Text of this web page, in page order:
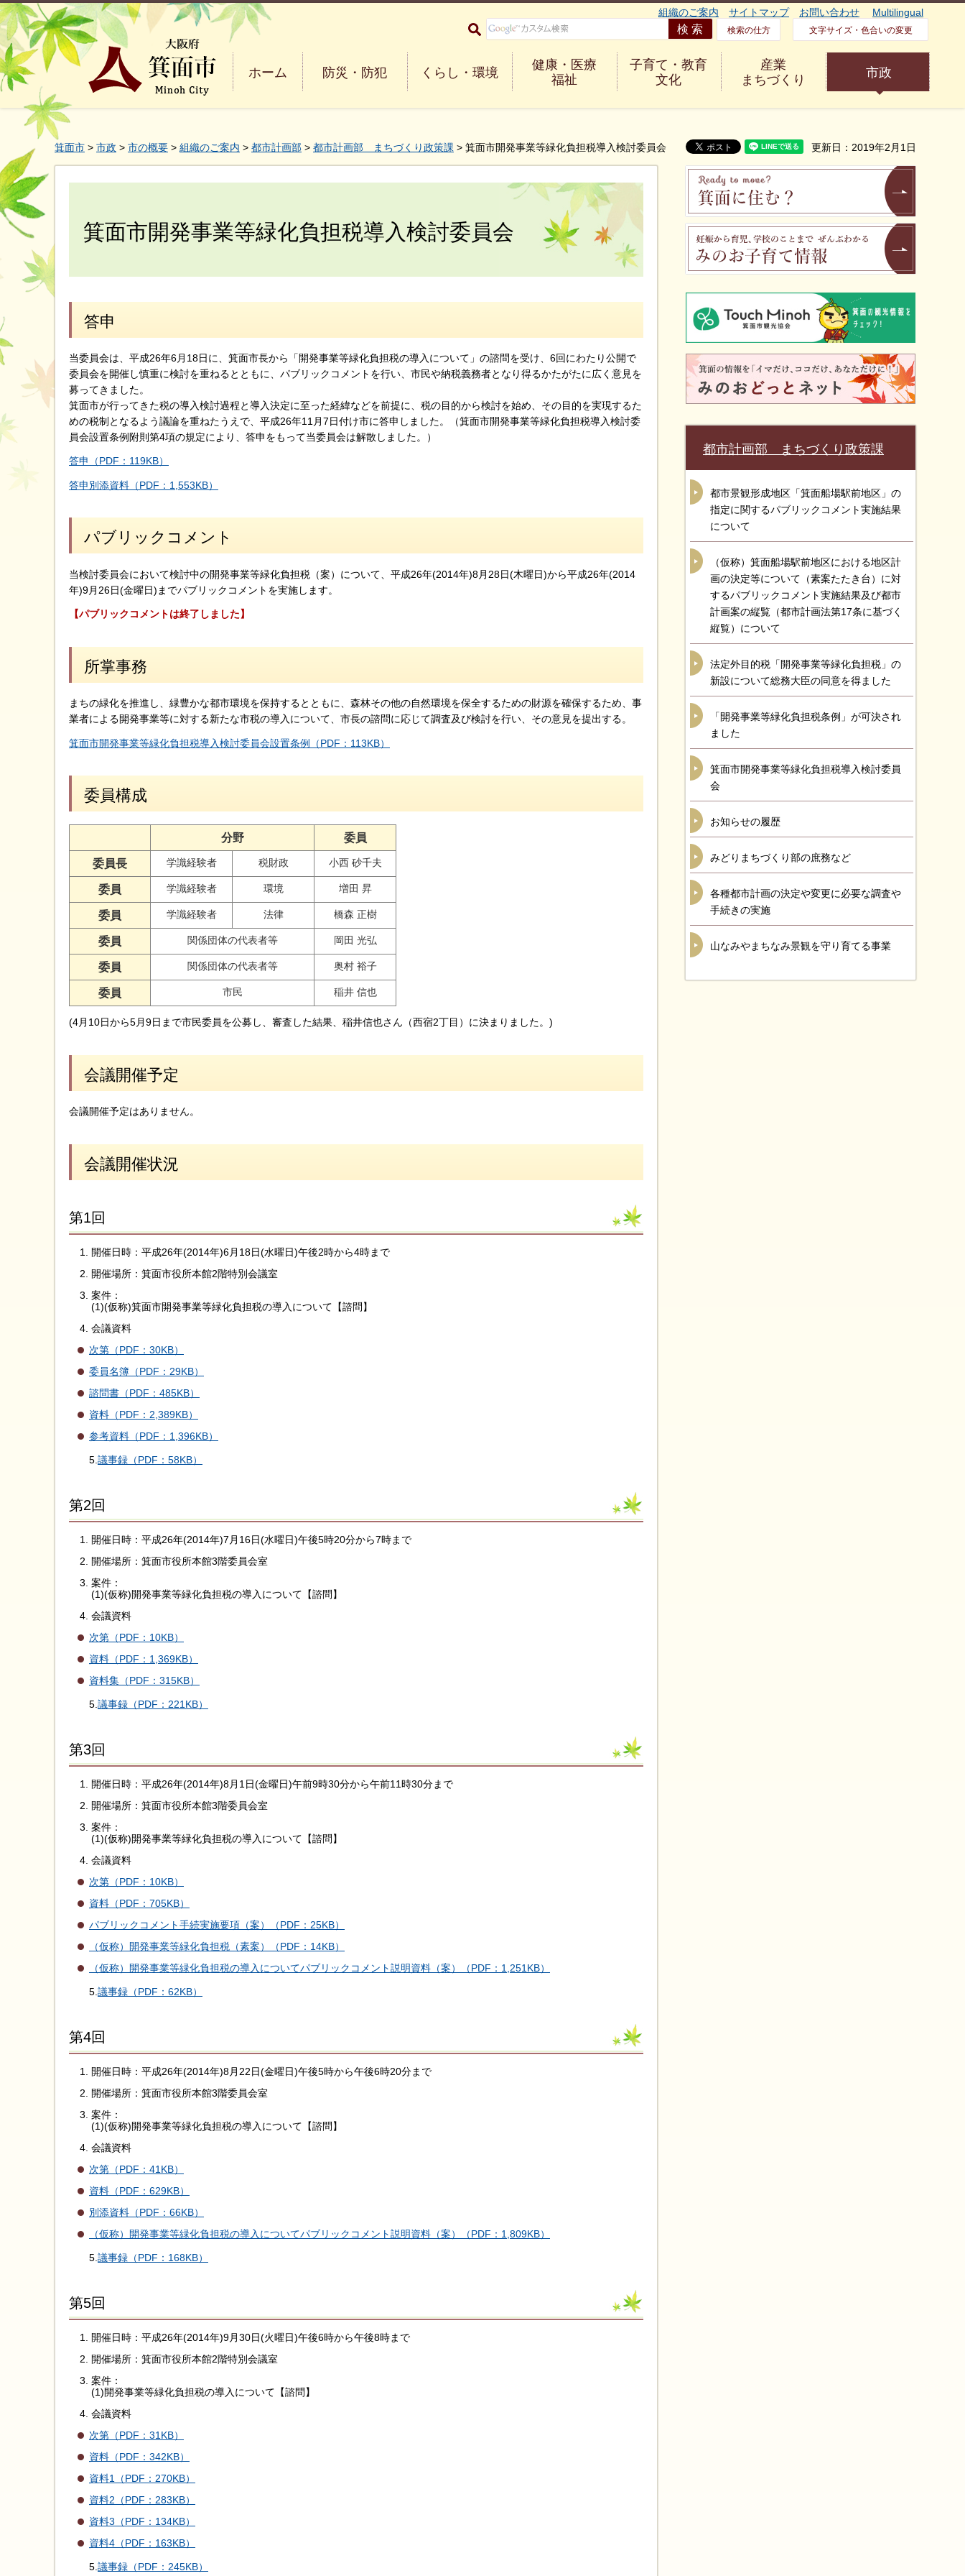
大阪府箕面市 Minoh City
組織のご案内 サイトマップ お問い合わせ Multilingual
検索の仕方 文字サイズ・色合いの変更
ホーム 防災・防犯 くらし・環境
健康・医療
福祉
子育て・教育
文化
産業
まちづくり
市政
箕面市 > 市政 > 市の概要 > 組織のご案内 > 都市計画部 > 都市計画部 まちづくり政策課 > 箕面市開発事業等緑化負担税導入検討委員会 更新日：2019年2月1日
箕面市開発事業等緑化負担税導入検討委員会
答申
当委員会は、平成26年6月18日に、箕面市長から「開発事業等緑化負担税の導入について」の諮問を受け、6回にわたり公開で
委員会を開催し慎重に検討を重ねるとともに、パブリックコメントを行い、市民や納税義務者となり得るかたがたに広く意見を
募ってきました。
箕面市が行ってきた税の導入検討過程と導入決定に至った経緯などを前提に、税の目的から検討を始め、その目的を実現するた
めの税制となるよう議論を重ねたうえで、平成26年11月7日付け市に答申しました。（箕面市開発事業等緑化負担税導入検討委
員会設置条例附則第4項の規定により、答申をもって当委員会は解散しました。）
答申（PDF：119KB）
答申別添資料（PDF：1,553KB）
パブリックコメント
当検討委員会において検討中の開発事業等緑化負担税（案）について、平成26年(2014年)8月28日(木曜日)から平成26年(2014
年)9月26日(金曜日)までパブリックコメントを実施します。
【パブリックコメントは終了しました】
所掌事務
まちの緑化を推進し、緑豊かな都市環境を保持するとともに、森林その他の自然環境を保全するための財源を確保するため、事
業者による開発事業等に対する新たな市税の導入について、市長の諮問に応じて調査及び検討を行い、その意見を提出する。
箕面市開発事業等緑化負担税導入検討委員会設置条例（PDF：113KB）
委員構成
分野 委員
委員長 学識経験者 税財政 小西 砂千夫
委員 学識経験者 環境 増田 昇
委員 学識経験者 法律 橋森 正樹
委員 関係団体の代表者等 岡田 光弘
委員 関係団体の代表者等 奥村 裕子
委員 市民 稲井 信也
(4月10日から5月9日まで市民委員を公募し、審査した結果、稲井信也さん（西宿2丁目）に決まりました。)
会議開催予定
会議開催予定はありません。
会議開催状況
第1回
開催日時：平成26年(2014年)6月18日(水曜日)午後2時から4時まで
開催場所：箕面市役所本館2階特別会議室
案件：
(1)(仮称)箕面市開発事業等緑化負担税の導入について【諮問】
会議資料
次第（PDF：30KB）
委員名簿（PDF：29KB）
諮問書（PDF：485KB）
資料（PDF：2,389KB）
参考資料（PDF：1,396KB）
5. 議事録（PDF：58KB）
第2回
開催日時：平成26年(2014年)7月16日(水曜日)午後5時20分から7時まで
開催場所：箕面市役所本館3階委員会室
案件：
(1)(仮称)開発事業等緑化負担税の導入について【諮問】
会議資料
次第（PDF：10KB）
資料（PDF：1,369KB）
資料集（PDF：315KB）
5. 議事録（PDF：221KB）
第3回
開催日時：平成26年(2014年)8月1日(金曜日)午前9時30分から午前11時30分まで
開催場所：箕面市役所本館3階委員会室
案件：
(1)(仮称)開発事業等緑化負担税の導入について【諮問】
会議資料
次第（PDF：10KB）
資料（PDF：705KB）
パブリックコメント手続実施要項（案）（PDF：25KB）
（仮称）開発事業等緑化負担税（素案）（PDF：14KB）
（仮称）開発事業等緑化負担税の導入についてパブリックコメント説明資料（案）（PDF：1,251KB）
5. 議事録（PDF：62KB）
第4回
開催日時：平成26年(2014年)8月22日(金曜日)午後5時から午後6時20分まで
開催場所：箕面市役所本館3階委員会室
案件：
(1)(仮称)開発事業等緑化負担税の導入について【諮問】
会議資料
次第（PDF：41KB）
資料（PDF：629KB）
別添資料（PDF：66KB）
（仮称）開発事業等緑化負担税の導入についてパブリックコメント説明資料（案）（PDF：1,809KB）
5. 議事録（PDF：168KB）
第5回
開催日時：平成26年(2014年)9月30日(火曜日)午後6時から午後8時まで
開催場所：箕面市役所本館2階特別会議室
案件：
(1)開発事業等緑化負担税の導入について【諮問】
会議資料
次第（PDF：31KB）
資料（PDF：342KB）
資料1（PDF：270KB）
資料2（PDF：283KB）
資料3（PDF：134KB）
資料4（PDF：163KB）
5. 議事録（PDF：245KB）
都市計画部 まちづくり政策課
都市景観形成地区「箕面船場駅前地区」の
指定に関するパブリックコメント実施結果
について
（仮称）箕面船場駅前地区における地区計
画の決定等について（素案たたき台）に対
するパブリックコメント実施結果及び都市
計画案の縦覧（都市計画法第17条に基づく
縦覧）について
法定外目的税「開発事業等緑化負担税」の
新設について総務大臣の同意を得ました
「開発事業等緑化負担税条例」が可決され
ました
箕面市開発事業等緑化負担税導入検討委員
会
お知らせの履歴
みどりまちづくり部の庶務など
各種都市計画の決定や変更に必要な調査や
手続きの実施
山なみやまちなみ景観を守り育てる事業